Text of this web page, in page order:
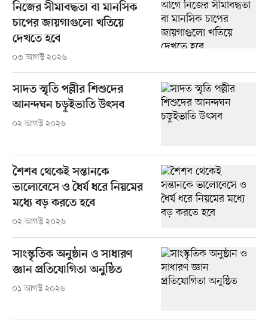
নিজের সীমাবদ্ধতা বা মানসিক
চাপের জায়গাগুলো খতিয়ে
দেখতে হবে
০৩ আগস্ট ২০২৬
সাদত স্মৃতি পল্লীর শিশুদের
আনন্দঘন চড়ুইভাতি উৎসব
০২ আগস্ট ২০২৬
শৈশব থেকেই সন্তানকে
ভালোবেসে ও ধৈর্য ধরে নিয়মের
মধ্যে বড় করতে হবে
০২ আগস্ট ২০২৬
সাংস্কৃতিক অনুষ্ঠান ও সাধারণ
জ্ঞান প্রতিযোগিতা অনুষ্ঠিত
০১ আগস্ট ২০২৬